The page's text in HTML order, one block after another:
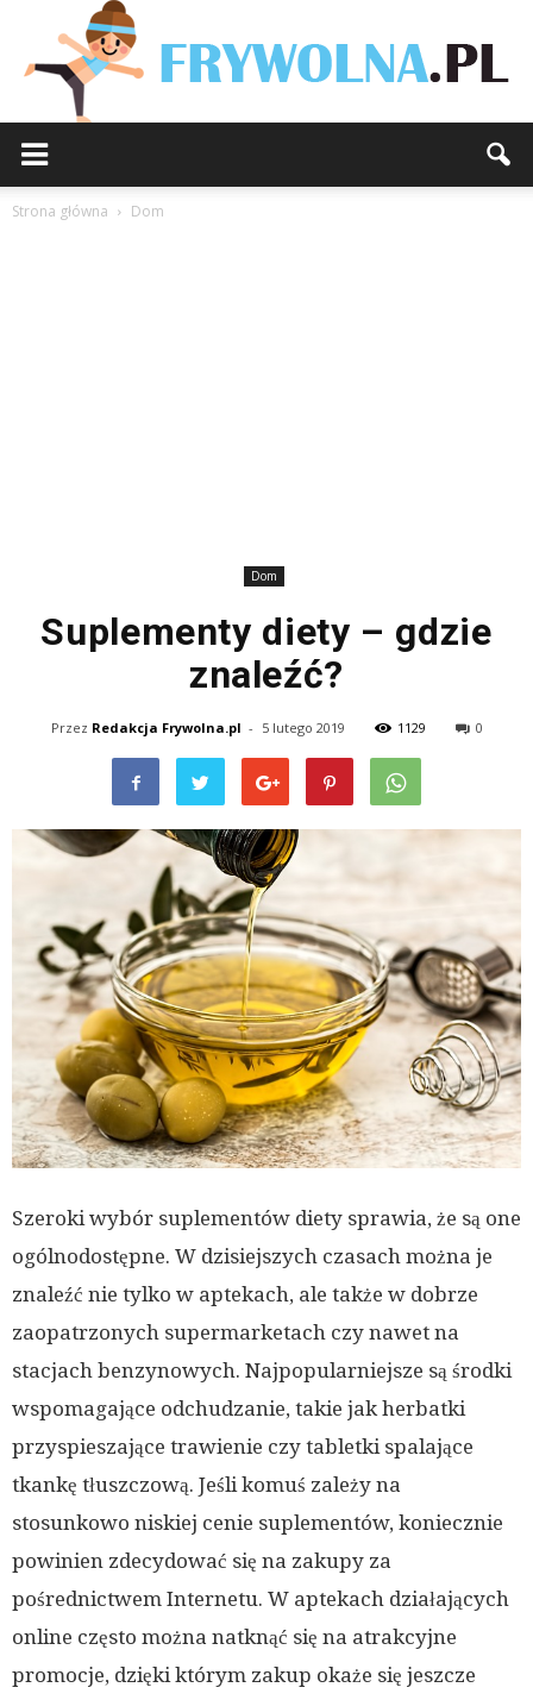
Strona główna Dom
Dom
Suplementy diety – gdzie
znaleźć?
Przez Redakcja Frywolna.pl - 5 lutego 2019 1129 0
Szeroki wybór suplementów diety sprawia, że są one
ogólnodostępne. W dzisiejszych czasach można je
znaleźć nie tylko w aptekach, ale także w dobrze
zaopatrzonych supermarketach czy nawet na
stacjach benzynowych. Najpopularniejsze są środki
wspomagające odchudzanie, takie jak herbatki
przyspieszające trawienie czy tabletki spalające
tkankę tłuszczową. Jeśli komuś zależy na
stosunkowo niskiej cenie suplementów, koniecznie
powinien zdecydować się na zakupy za
pośrednictwem Internetu. W aptekach działających
online często można natknąć się na atrakcyjne
promocje, dzięki którym zakup okaże się jeszcze